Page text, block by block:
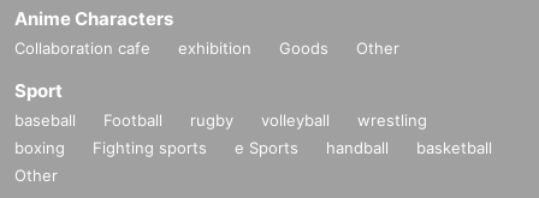
Anime Characters
Collaboration cafe exhibition Goods Other
Sport
baseball Football rugby volleyball
wrestling
boxing
Fighting sports e Sports handball
basketball
Other